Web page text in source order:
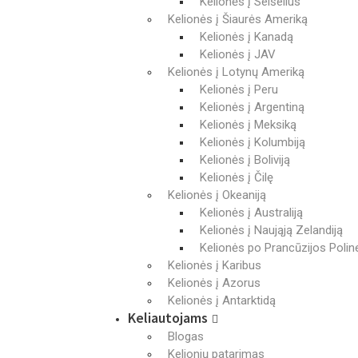
Kelionės į Šiaurės Ameriką
Kelionės į Kanadą
Kelionės į JAV
Kelionės į Lotynų Ameriką
Kelionės į Peru
Kelionės į Argentiną
Kelionės į Meksiką
Kelionės į Kolumbiją
Kelionės į Boliviją
Kelionės į Čilę
Kelionės į Okeaniją
Kelionės į Australiją
Kelionės į Naująją Zelandiją
Kelionės po Prancūzijos
Kelionės į Karibus
Kelionės į Azorus
Kelionės į Antarktidą
Keliautojams
Blogas
Kelionių patarimas